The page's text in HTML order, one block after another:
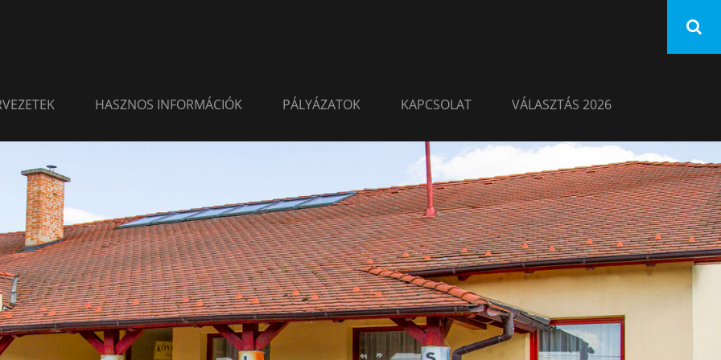
HASZNOS INFORMÁCIÓK PÁLYÁZATOK KAPCSOLAT VÁLASZTÁS 2026